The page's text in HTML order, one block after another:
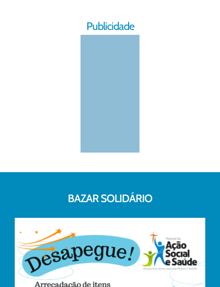
Publicidade
BAZAR SOLIDÁRIO